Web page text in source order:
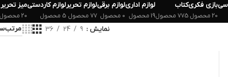
بازی فکری
20 محصول
کتاب
775 محصول
لوازم اداری
19 محصول
لوازم برقی
0 محصول
لوازم تحریر
77 محصول
لوازم کاردستی
5 محصول
میز تحریر
20 محصول
نمایش 9
24
36